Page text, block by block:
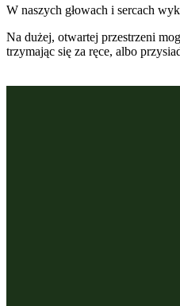
W naszych głowach i sercach
Na dużej, otwartej przestrzeni
trzymając się za ręce, albo